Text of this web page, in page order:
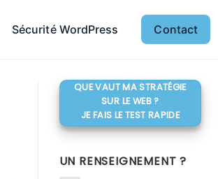
Sécurité WordPress Contact
QUE VAUT MA STRATÉGIE
SUR LE WEB ?
JE FAIS LE TEST RAPIDE
UN RENSEIGNEMENT ?